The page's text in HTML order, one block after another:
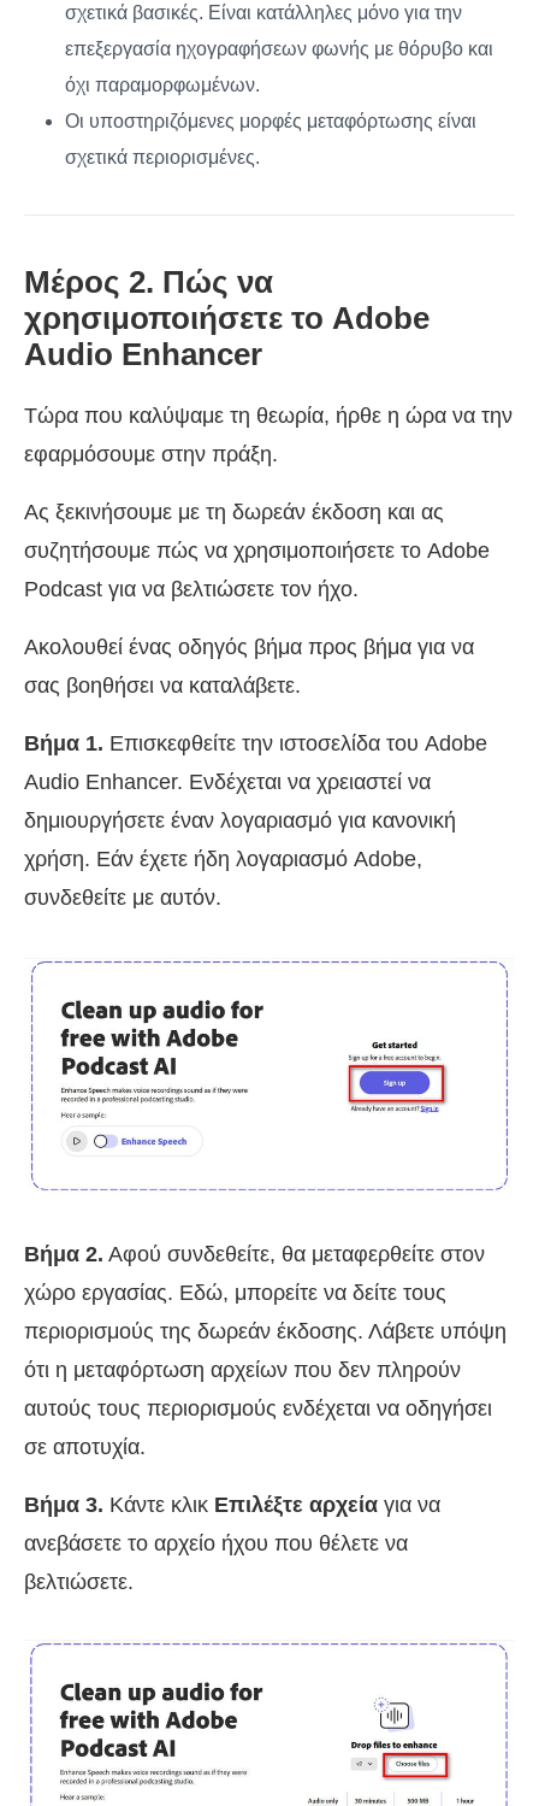
σχετικά βασικές. Είναι κατάλληλες μόνο για την
επεξεργασία ηχογραφήσεων φωνής με θόρυβο και
όχι παραμορφωμένων.
Οι υποστηριζόμενες μορφές μεταφόρτωσης είναι
σχετικά περιορισμένες.
Μέρος 2. Πώς να
χρησιμοποιήσετε το Adobe
Audio Enhancer
Τώρα που καλύψαμε τη θεωρία, ήρθε η ώρα να την
εφαρμόσουμε στην πράξη.
Ας ξεκινήσουμε με τη δωρεάν έκδοση και ας
συζητήσουμε πώς να χρησιμοποιήσετε το Adobe
Podcast για να βελτιώσετε τον ήχο.
Ακολουθεί ένας οδηγός βήμα προς βήμα για να
σας βοηθήσει να καταλάβετε.
Βήμα 1. Επισκεφθείτε την ιστοσελίδα του Adobe
Audio Enhancer. Ενδέχεται να χρειαστεί να
δημιουργήσετε έναν λογαριασμό για κανονική
χρήση. Εάν έχετε ήδη λογαριασμό Adobe,
συνδεθείτε με αυτόν.
Βήμα 2. Αφού συνδεθείτε, θα μεταφερθείτε στον
χώρο εργασίας. Εδώ, μπορείτε να δείτε τους
περιορισμούς της δωρεάν έκδοσης. Λάβετε υπόψη
ότι η μεταφόρτωση αρχείων που δεν πληρούν
αυτούς τους περιορισμούς ενδέχεται να οδηγήσει
σε αποτυχία.
Βήμα 3. Κάντε κλικ Επιλέξτε αρχεία για να
ανεβάσετε το αρχείο ήχου που θέλετε να
βελτιώσετε.